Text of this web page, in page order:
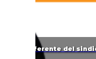
referente del